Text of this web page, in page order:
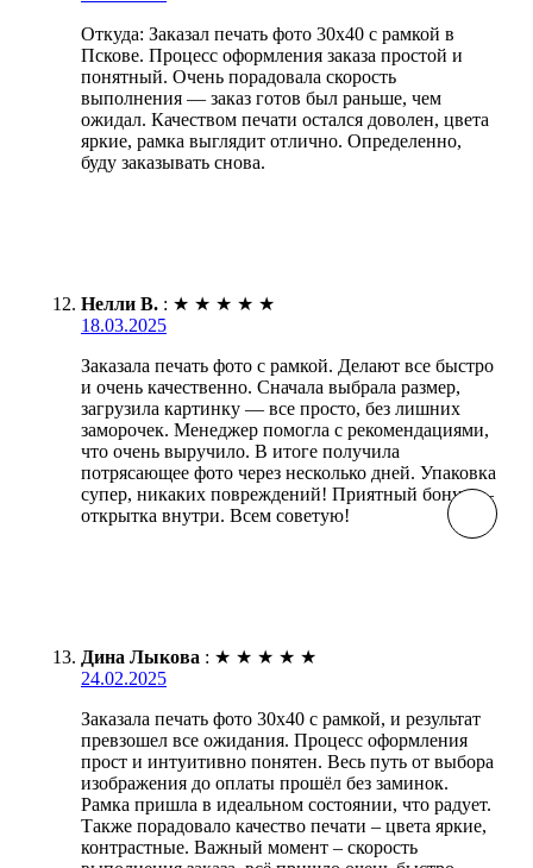
Откуда: Заказал печать фото 30х40 с рамкой в
Пскове. Процесс оформления заказа простой и
понятный. Очень порадовала скорость
выполнения — заказ готов был раньше, чем
ожидал. Качеством печати остался доволен, цвета
яркие, рамка выглядит отлично. Определенно,
буду заказывать снова.
Нелли В. : ★ ★ ★ ★ ★
18.03.2025
Заказала печать фото с рамкой. Делают все быстро
и очень качественно. Сначала выбрала размер,
загрузила картинку — все просто, без лишних
заморочек. Менеджер помогла с рекомендациями,
что очень выручило. В итоге получила
потрясающее фото через несколько дней. Упаковка
супер, никаких повреждений! Приятный бонус —
открытка внутри. Всем советую!
Дина Лыкова : ★ ★ ★ ★ ★
24.02.2025
Заказала печать фото 30х40 с рамкой, и результат
превзошел все ожидания. Процесс оформления
прост и интуитивно понятен. Весь путь от выбора
изображения до оплаты прошёл без заминок.
Рамка пришла в идеальном состоянии, что радует.
Также порадовало качество печати – цвета яркие,
контрастные. Важный момент – скорость